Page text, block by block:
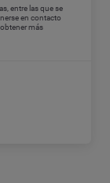
entre las que se
en contacto
más